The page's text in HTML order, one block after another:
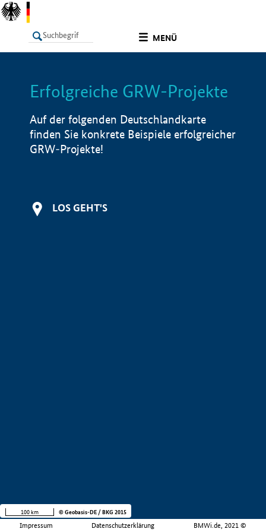
MENÜ
LISTE Info
Erfolgreiche GRW-Projekte
Auf der folgenden Deutschlandkarte
finden Sie konkrete Beispiele erfolgreicher
GRW-Projekte!
LOS GEHT'S
Impressum Datenschutzerklärung BMWi.de, 2021 ©
100 km © Geobasis-DE / BKG 2015